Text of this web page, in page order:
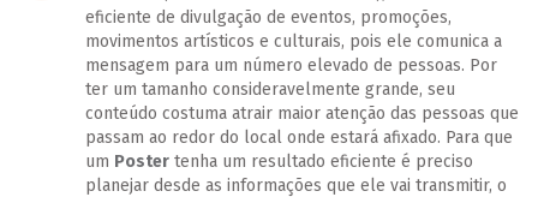
eficiente de divulgação de eventos, promoções,
movimentos artísticos e culturais, pois ele comunica a
mensagem para um número elevado de pessoas. Por
ter um tamanho consideravelmente grande, seu
conteúdo costuma atrair maior atenção das pessoas que
passam ao redor do local onde estará afixado. Para que
um Postertenha um resultado eficiente é preciso
planejar desde as informações que ele vai transmitir, o